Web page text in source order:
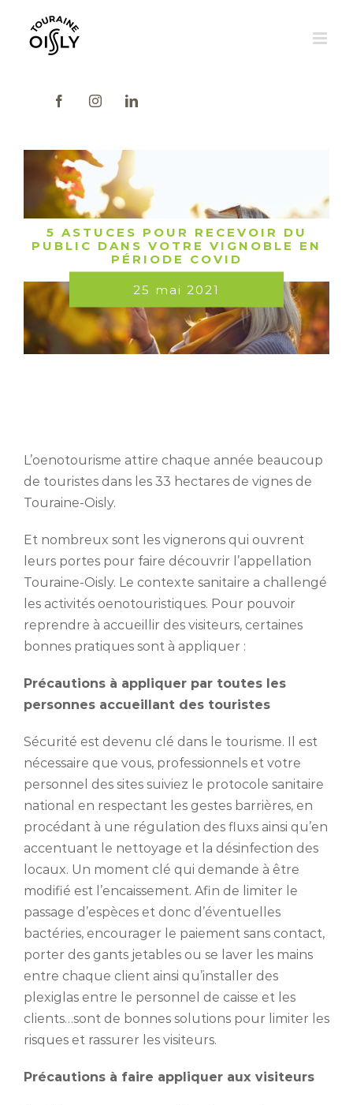
content
FacebookInstagramLinkedIn
l'image
agrandie
5 ASTUCES POUR RECEVOIR DU
PUBLIC DANS VOTRE VIGNOBLE EN
PÉRIODE COVID
25 mai 2021
L’oenotourisme attire chaque année beaucoup
de touristes dans les 33 hectares de vignes de
Touraine-Oisly.
Et nombreux sont les vignerons qui ouvrent
leurs portes pour faire découvrir l’appellation
Touraine-Oisly. Le contexte sanitaire a challengé
les activités oenotouristiques. Pour pouvoir
reprendre à accueillir des visiteurs, certaines
bonnes pratiques sont à appliquer :
Précautions à appliquer par toutes les
personnes accueillant des touristes
Sécurité est devenu clé dans le tourisme. Il est
nécessaire que vous, professionnels et votre
personnel des sites suiviez le protocole sanitaire
national en respectant les gestes barrières, en
procédant à une régulation des fluxs ainsi qu’en
accentuant le nettoyage et la désinfection des
locaux. Un moment clé qui demande à être
modifié est l’encaissement. Afin de limiter le
passage d’espèces et donc d’éventuelles
bactéries, encourager le paiement sans contact,
porter des gants jetables ou se laver les mains
entre chaque client ainsi qu’installer des
plexiglas entre le personnel de caisse et les
clients…sont de bonnes solutions pour limiter les
risques et rassurer les visiteurs.
Précautions à faire appliquer aux visiteurs